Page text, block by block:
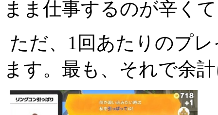
まま仕事するのが辛く
ただ、1回あたりのプ
ます。最も、それで余